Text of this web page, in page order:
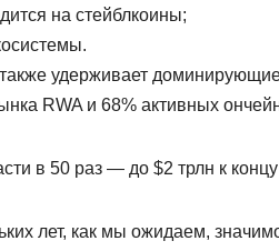
на стейблкоины;
удерживает
RWA и 68% активных
в 50 раз — до $2 трлн к
лет, как мы ожидаем,